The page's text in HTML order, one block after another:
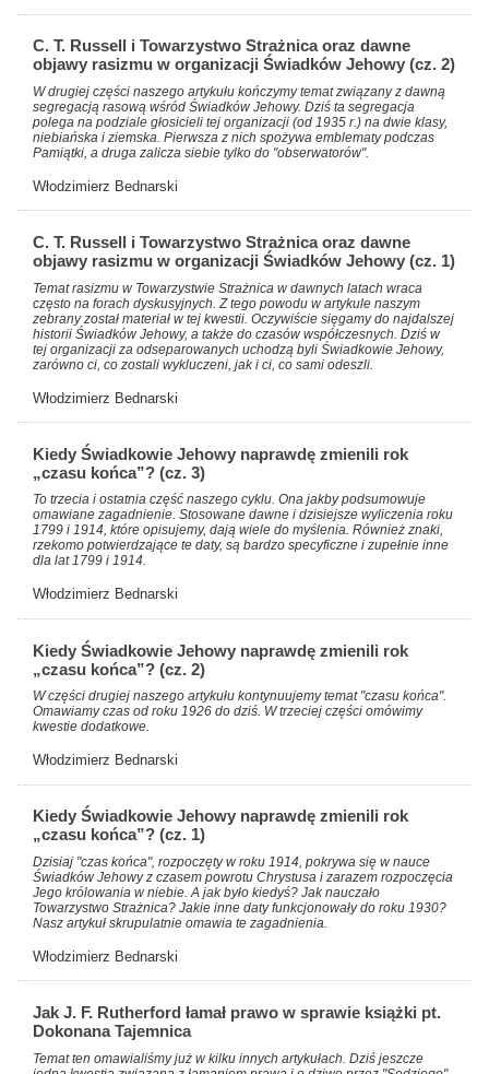
C. T. Russell i Towarzystwo Strażnica oraz dawne
objawy rasizmu w organizacji Świadków Jehowy (cz. 2)
W drugiej części naszego artykułu kończymy temat związany z dawną
segregacją rasową wśród Świadków Jehowy. Dziś ta segregacja
polega na podziale głosicieli tej organizacji (od 1935 r.) na dwie klasy,
niebiańska i ziemska. Pierwsza z nich spożywa emblematy podczas
Pamiątki, a druga zalicza siebie tylko do "obserwatorów".
Włodzimierz Bednarski
C. T. Russell i Towarzystwo Strażnica oraz dawne
objawy rasizmu w organizacji Świadków Jehowy (cz. 1)
Temat rasizmu w Towarzystwie Strażnica w dawnych latach wraca
często na forach dyskusyjnych. Z tego powodu w artykule naszym
zebrany został materiał w tej kwestii. Oczywiście sięgamy do najdalszej
historii Świadków Jehowy, a także do czasów współczesnych. Dziś w
tej organizacji za odseparowanych uchodzą byli Świadkowie Jehowy,
zarówno ci, co zostali wykluczeni, jak i ci, co sami odeszli.
Włodzimierz Bednarski
Kiedy Świadkowie Jehowy naprawdę zmienili rok
„czasu końca”? (cz. 3)
To trzecia i ostatnia część naszego cyklu. Ona jakby podsumowuje
omawiane zagadnienie. Stosowane dawne i dzisiejsze wyliczenia roku
1799 i 1914, które opisujemy, dają wiele do myślenia. Również znaki,
rzekomo potwierdzające te daty, są bardzo specyficzne i zupełnie inne
dla lat 1799 i 1914.
Włodzimierz Bednarski
Kiedy Świadkowie Jehowy naprawdę zmienili rok
„czasu końca”? (cz. 2)
W części drugiej naszego artykułu kontynuujemy temat "czasu końca".
Omawiamy czas od roku 1926 do dziś. W trzeciej części omówimy
kwestie dodatkowe.
Włodzimierz Bednarski
Kiedy Świadkowie Jehowy naprawdę zmienili rok
„czasu końca”? (cz. 1)
Dzisiaj "czas końca", rozpoczęty w roku 1914, pokrywa się w nauce
Świadków Jehowy z czasem powrotu Chrystusa i zarazem rozpoczęcia
Jego królowania w niebie. A jak było kiedyś? Jak nauczało
Towarzystwo Strażnica? Jakie inne daty funkcjonowały do roku 1930?
Nasz artykuł skrupulatnie omawia te zagadnienia.
Włodzimierz Bednarski
Jak J. F. Rutherford łamał prawo w sprawie książki pt.
Dokonana Tajemnica
Temat ten omawialiśmy już w kilku innych artykułach. Dziś jeszcze